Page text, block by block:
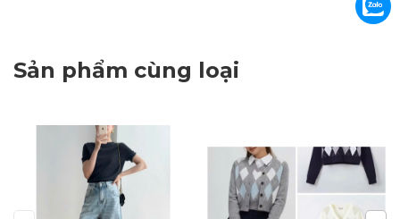
Sản phẩm cùng loại